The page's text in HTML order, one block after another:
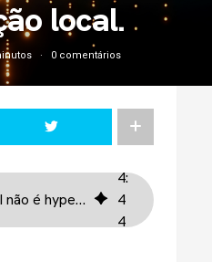
local.
0 comentários
O futuro da TI não é hyperscaler, é especialização local.
4:
4
4